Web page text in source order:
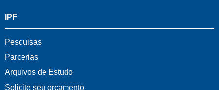
IPF
Pesquisas
Parcerias
Arquivos de Estudo
Solicite seu orçamento